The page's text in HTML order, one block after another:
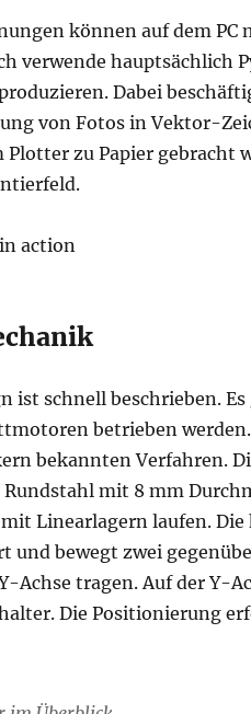
können auf dem
verwende hauptsächlich
Dabei
von Fotos in Vektor-
Plotter zu Papier gebracht
ist schnell beschrieben.
betrieben
bekannten Verfahren.
mit 8 mm
Linearlagern laufen.
und bewegt zwei
Achse tragen. Auf der Y-
Die Positionierung